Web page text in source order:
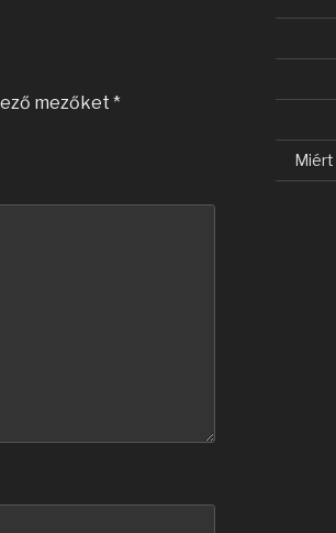
mezőket *
Miért